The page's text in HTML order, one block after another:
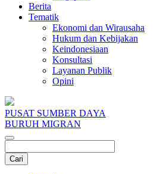
Berita
Tematik
Ekonomi dan Wirausaha
Hukum dan Kebijakan
Keindonesiaan
Konsultasi
Layanan Publik
Opini
PUSAT SUMBER DAYA
BURUH MIGRAN